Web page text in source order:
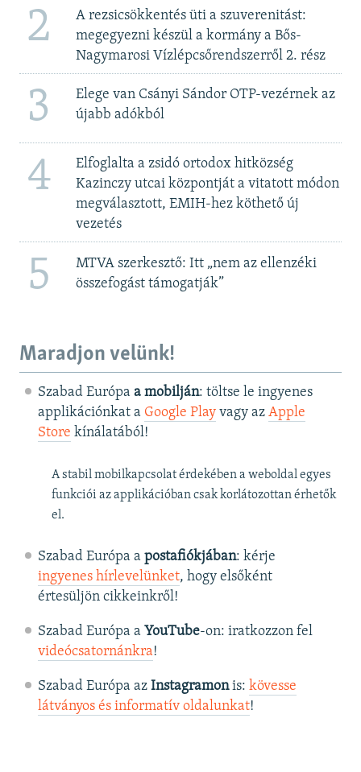
2
A rezsicsökkentés üti a szuverenitást:
megegyezni készül a kormány a Bős-
Nagymarosi Vízlépcsőrendszerről 2. rész
3
Elege van Csányi Sándor OTP-vezérnek az
újabb adókból
4
Elfoglalta a zsidó ortodox hitközség
Kazinczy utcai központját a vitatott módon
megválasztott, EMIH-hez köthető új
vezetés
5
MTVA szerkesztő: Itt „nem az ellenzéki
összefogást támogatják”
Maradjon velünk!
Szabad Európa a mobilján: töltse le ingyenes
applikációnkat a Google Playvagy az Apple
Store kínálatából!
A stabil mobilkapcsolat érdekében a weboldal egyes
funkciói az applikációban csak korlátozottan érhetők
el.
Szabad Európa a postafiókjában: kérje
ingyenes hírlevelünket, hogy elsőként
értesüljön cikkeinkről!
Szabad Európa a YouTube-on: iratkozzon fel
videócsatornánkra!
Szabad Európa az Instagramonis: kövesse
látványos és informatív oldalunkat! ​